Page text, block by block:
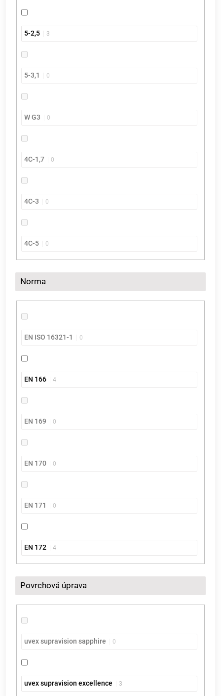
5-2,5 3
5-3,1 0
W G3 0
4C-1,7 0
4C-3 0
4C-5 0
Norma
EN ISO 16321-1 0
EN 166 4
EN 169 0
EN 170 0
EN 171 0
EN 172 4
Povrchová úprava
uvex supravision sapphire 0
uvex supravision excellence 3